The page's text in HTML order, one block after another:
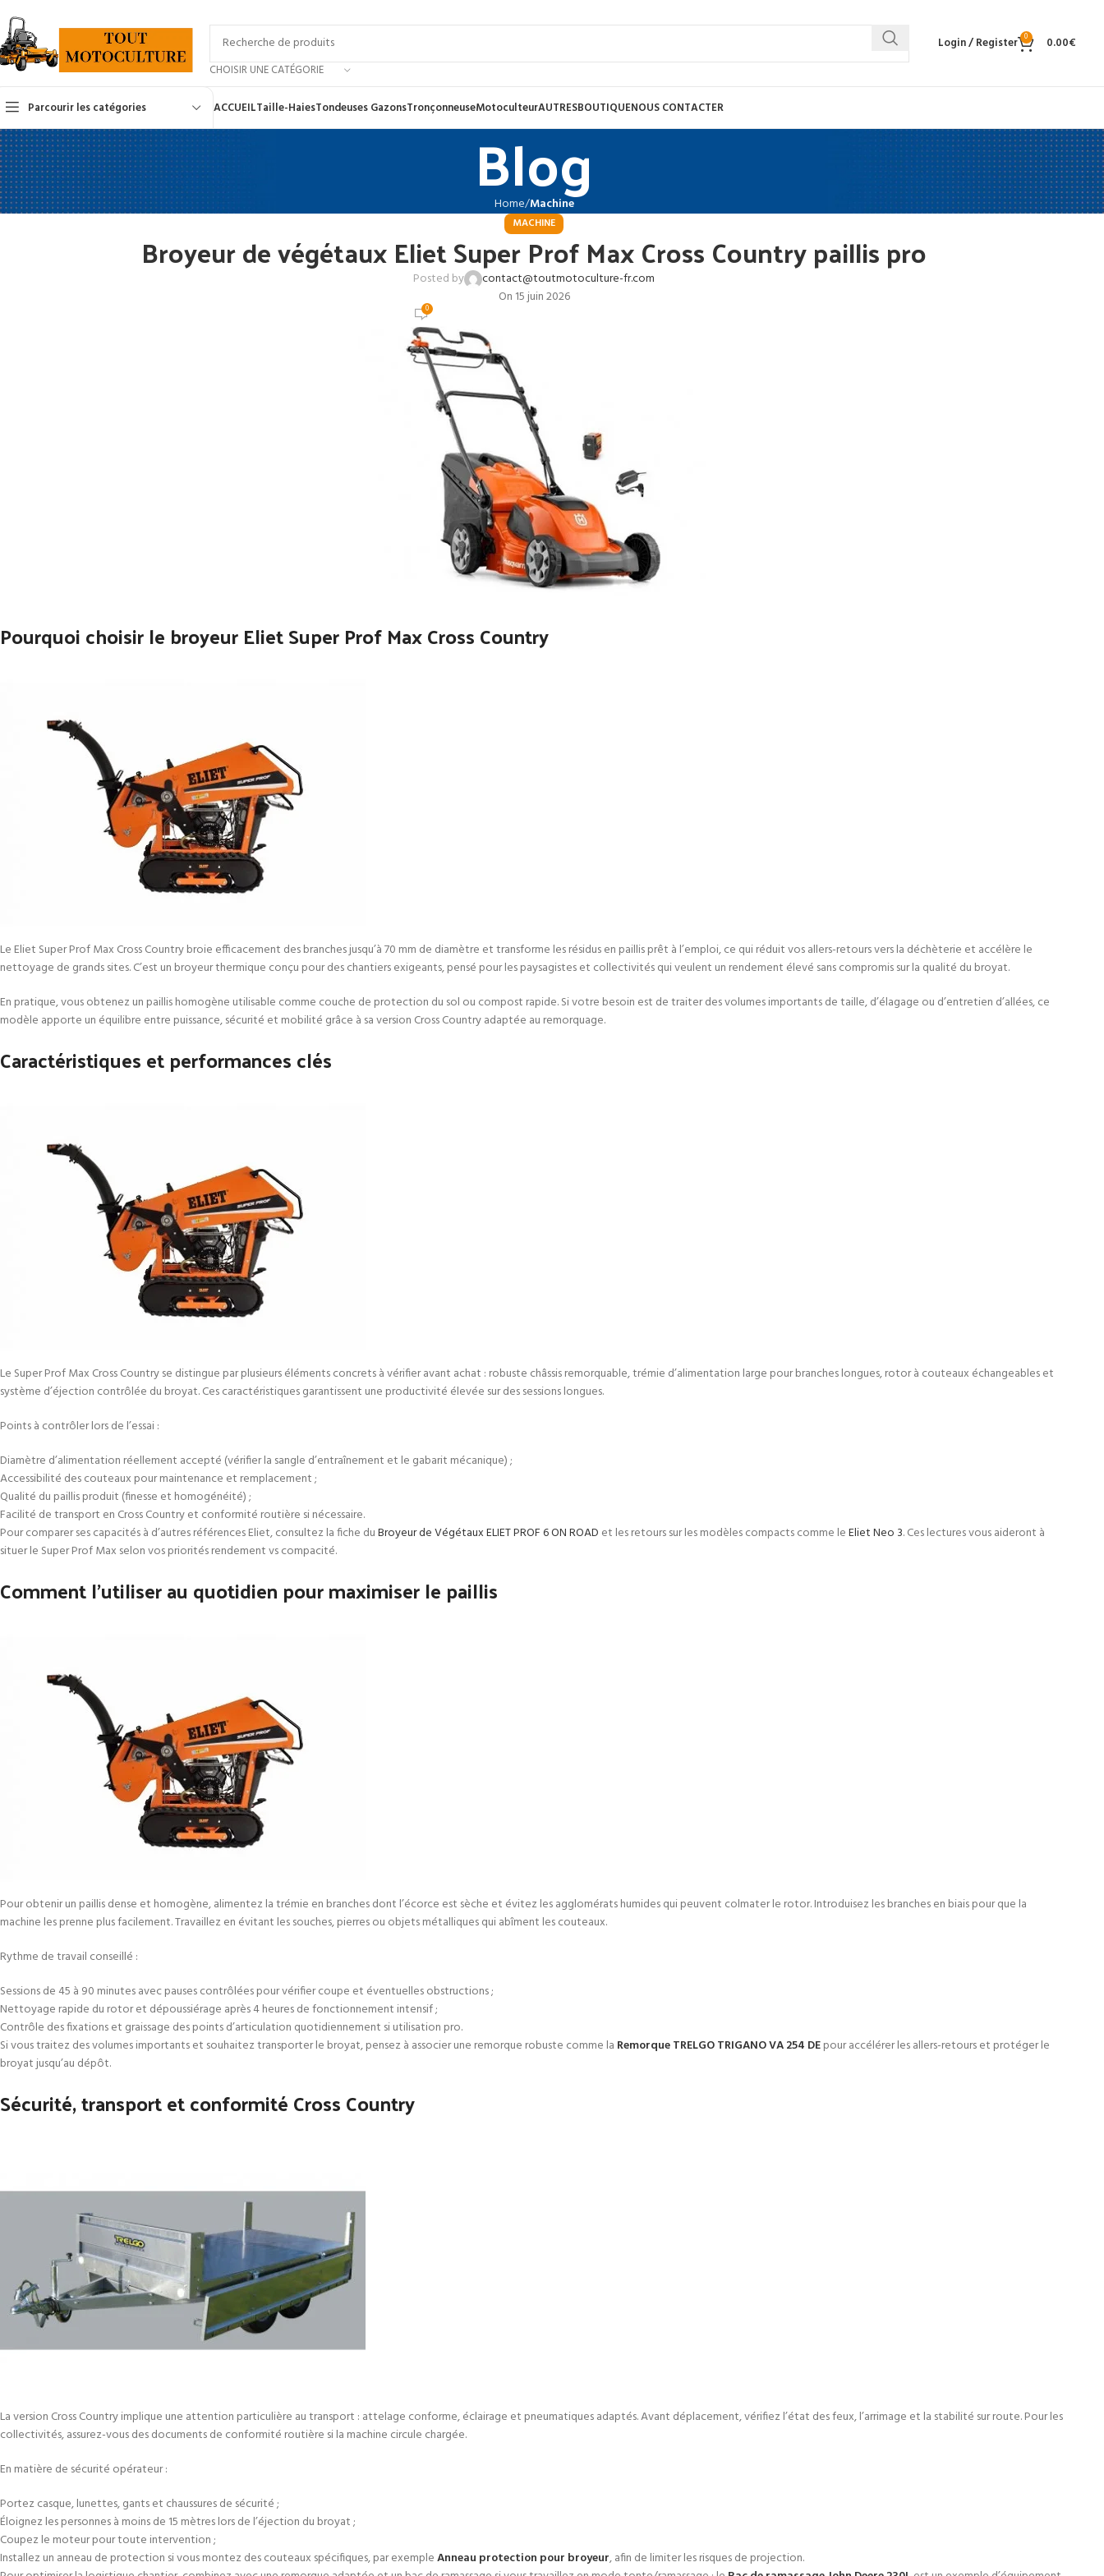
CHOISIR UNE CATÉGORIE
Login / Register 0 0.00€
Parcourir les catégories ACCUEILTaille-HaiesTondeuses GazonsTronçonneuseMotoculteurAUTRESBOUTIQUENOUS CONTACTER
Blog
Home Machine
MACHINE
Broyeur de végétaux Eliet Super Prof Max Cross Country paillis pro
Posted by
contact@toutmotoculture-fr.com
On 15 juin 2026
0
Pourquoi choisir le broyeur Eliet Super Prof Max Cross Country
Le Eliet Super Prof Max Cross Country broie efficacement des branches jusqu’à 70 mm de diamètre et transforme les résidus en paillis prêt à l’emploi, ce qui réduit vos allers-retours vers la déchèterie et accélère le
nettoyage de grands sites. C’est un broyeur thermique conçu pour des chantiers exigeants, pensé pour les paysagistes et collectivités qui veulent un rendement élevé sans compromis sur la qualité du broyat.
En pratique, vous obtenez un paillis homogène utilisable comme couche de protection du sol ou compost rapide. Si votre besoin est de traiter des volumes importants de taille, d’élagage ou d’entretien d’allées, ce
modèle apporte un équilibre entre puissance, sécurité et mobilité grâce à sa version Cross Country adaptée au remorquage.
Caractéristiques et performances clés
Le Super Prof Max Cross Country se distingue par plusieurs éléments concrets à vérifier avant achat : robuste châssis remorquable, trémie d’alimentation large pour branches longues, rotor à couteaux échangeables et
système d’éjection contrôlée du broyat. Ces caractéristiques garantissent une productivité élevée sur des sessions longues.
Points à contrôler lors de l’essai :
Diamètre d’alimentation réellement accepté (vérifier la sangle d’entraînement et le gabarit mécanique) ;
Accessibilité des couteaux pour maintenance et remplacement ;
Qualité du paillis produit (finesse et homogénéité) ;
Facilité de transport en Cross Country et conformité routière si nécessaire.
Pour comparer ses capacités à d’autres références Eliet, consultez la fiche duBroyeur de Végétaux ELIET PROF 6 ON ROAD et les retours sur les modèles compacts comme leEliet Neo 3. Ces lectures vous aideront à
situer le Super Prof Max selon vos priorités rendement vs compacité.
Comment l’utiliser au quotidien pour maximiser le paillis
Pour obtenir un paillis dense et homogène, alimentez la trémie en branches dont l’écorce est sèche et évitez les agglomérats humides qui peuvent colmater le rotor. Introduisez les branches en biais pour que la
machine les prenne plus facilement. Travaillez en évitant les souches, pierres ou objets métalliques qui abîment les couteaux.
Rythme de travail conseillé :
Sessions de 45 à 90 minutes avec pauses contrôlées pour vérifier coupe et éventuelles obstructions ;
Nettoyage rapide du rotor et dépoussiérage après 4 heures de fonctionnement intensif ;
Contrôle des fixations et graissage des points d’articulation quotidiennement si utilisation pro.
Si vous traitez des volumes importants et souhaitez transporter le broyat, pensez à associer une remorque robuste comme la Remorque TRELGO TRIGANO VA 254 DEpour accélérer les allers-retours et protéger le
broyat jusqu’au dépôt.
Sécurité, transport et conformité Cross Country
La version Cross Country implique une attention particulière au transport : attelage conforme, éclairage et pneumatiques adaptés. Avant déplacement, vérifiez l’état des feux, l’arrimage et la stabilité sur route. Pour les
collectivités, assurez-vous des documents de conformité routière si la machine circule chargée.
En matière de sécurité opérateur :
Portez casque, lunettes, gants et chaussures de sécurité ;
Éloignez les personnes à moins de 15 mètres lors de l’éjection du broyat ;
Coupez le moteur pour toute intervention ;
Installez un anneau de protection si vous montez des couteaux spécifiques, par exempleAnneau protection pour broyeur, afin de limiter les risques de projection.